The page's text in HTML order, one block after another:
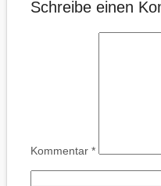
Schreibe einen
Kommentar *